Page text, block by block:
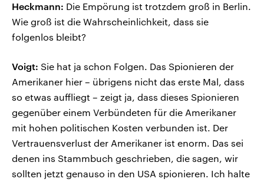
Heckmann: Die Empörung ist trotzdem groß in Berlin.
Wie groß ist die Wahrscheinlichkeit, dass sie
folgenlos bleibt?
Voigt: Sie hat ja schon Folgen. Das Spionieren der
Amerikaner hier – übrigens nicht das erste Mal, dass
so etwas auffliegt – zeigt ja, dass dieses Spionieren
gegenüber einem Verbündeten für die Amerikaner
mit hohen politischen Kosten verbunden ist. Der
Vertrauensverlust der Amerikaner ist enorm. Das sei
denen ins Stammbuch geschrieben, die sagen, wir
sollten jetzt genauso in den USA spionieren. Ich halte